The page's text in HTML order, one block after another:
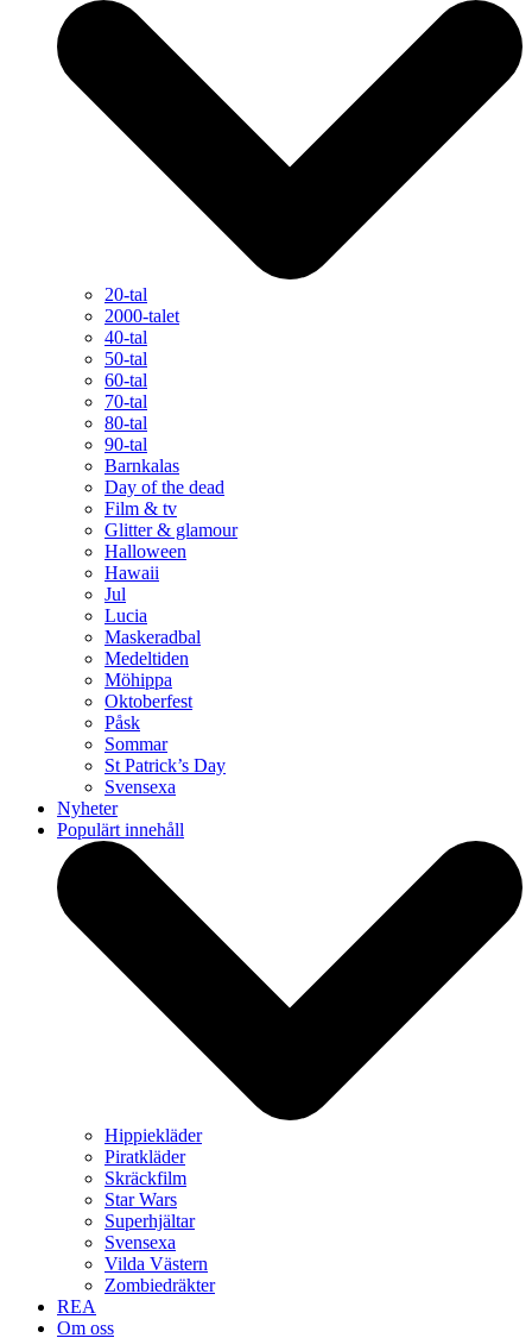
20-tal
2000-talet
40-tal
50-tal
60-tal
70-tal
80-tal
90-tal
Barnkalas
Day of the dead
Film & tv
Glitter & glamour
Halloween
Hawaii
Jul
Lucia
Maskeradbal
Medeltiden
Möhippa
Oktoberfest
Påsk
Sommar
St Patrick’s Day
Svensexa
Nyheter
Populärt innehåll
Hippiekläder
Piratkläder
Skräckfilm
Star Wars
Superhjältar
Svensexa
Vilda Västern
Zombiedräkter
REA
Om oss